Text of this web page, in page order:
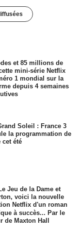
et 85 millions de
mini-série Netflix
1 mondial sur la
depuis 4 semaines
Soleil : France 3
la programmation de
cet été
Jeu de la Dame et
voici la nouvelle
Netflix d'un roman
à succès... Par le
de Maxton Hall